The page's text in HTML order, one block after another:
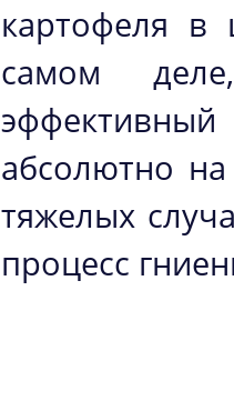
картофеля в
самом
абсолютно
тяжелых
процесс